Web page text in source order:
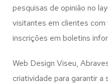
pesquisas de opinião no
visitantes em clientes
inscrições em boletins
Web Design Viseu,
criatividade para garantir